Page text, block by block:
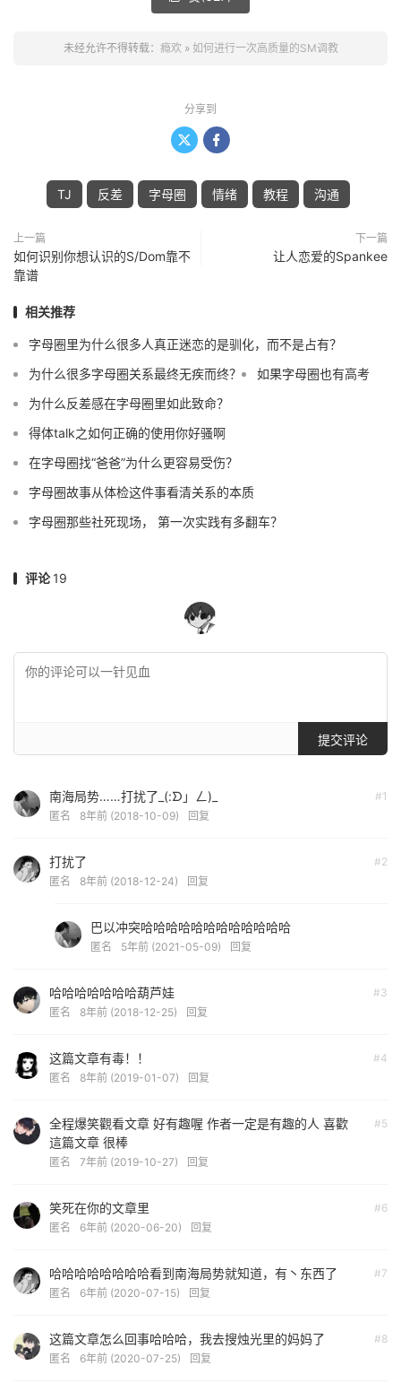
未经允许不得转载： 瘾欢 » 如何进行一次高质量的SM调教
分享到
 
TJ 反差 字母圈 情绪 教程 沟通
上一篇
如何识别你想认识的S/Dom靠不
靠谱
下一篇
让人恋爱的Spankee
相关推荐
字母圈里为什么很多人真正迷恋的是驯化，而不是占有？
为什么很多字母圈关系最终无疾而终？
如果字母圈也有高考
为什么反差感在字母圈里如此致命？
得体talk之如何正确的使用你好骚啊
在字母圈找“爸爸”为什么更容易受伤？
字母圈故事从体检这件事看清关系的本质
字母圈那些社死现场， 第一次实践有多翻车？
评论19
提交评论
#1
南海局势……打扰了_(:ᗤ」ㄥ)_
匿名 8年前 (2018-10-09) 回复
#2
打扰了
匿名 8年前 (2018-12-24) 回复
巴以冲突哈哈哈哈哈哈哈哈哈哈哈哈
匿名 5年前 (2021-05-09) 回复
#3
哈哈哈哈哈哈哈葫芦娃
匿名 8年前 (2018-12-25) 回复
#4
这篇文章有毒！！
匿名 8年前 (2019-01-07) 回复
#5
全程爆笑觀看文章 好有趣喔 作者一定是有趣的人 喜歡
這篇文章 很棒
匿名 7年前 (2019-10-27) 回复
#6
笑死在你的文章里
匿名 6年前 (2020-06-20) 回复
#7
哈哈哈哈哈哈哈哈看到南海局势就知道，有丶东西了
匿名 6年前 (2020-07-15) 回复
#8
这篇文章怎么回事哈哈哈，我去搜烛光里的妈妈了
匿名 6年前 (2020-07-25) 回复